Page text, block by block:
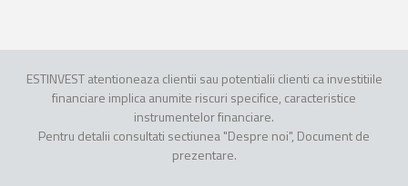
ESTINVEST atentioneaza clientii sau potentialii clienti ca investitiile
financiare implica anumite riscuri specifice, caracteristice
instrumentelor financiare.
Pentru detalii consultati sectiunea "Despre noi", Document de
prezentare.